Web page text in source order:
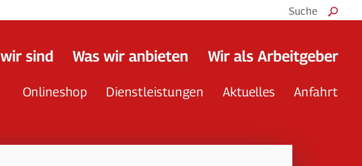
Suche
sind Was wir anbieten Wir als Arbeitgeber
Onlineshop Dienstleistungen Aktuelles Anfahrt